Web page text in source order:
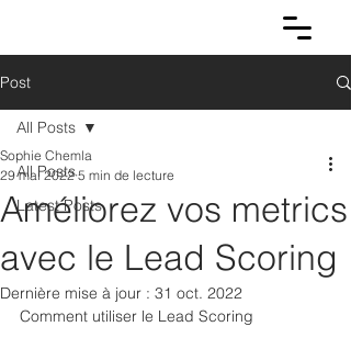
Post
All Posts
Latest Posts
All Posts
Améliorez vos metrics
avec le Lead Scoring
Sophie Chemla
29 mai 2022 5 min de lecture
Dernière mise à jour : 31 oct. 2022
Comment utiliser le Lead Scoring